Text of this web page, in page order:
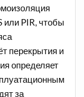
или PIR, чтобы
перекрытия и
определяет
за